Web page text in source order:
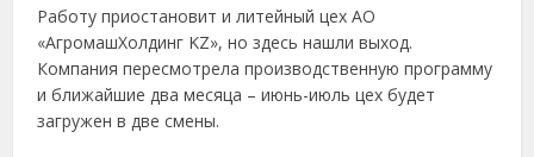
Работу приостановит и литейный цех АО
«АгромашХолдинг KZ», но здесь нашли выход.
Компания пересмотрела производственную программу
и ближайшие два месяца – июнь-июль цех будет
загружен в две смены.